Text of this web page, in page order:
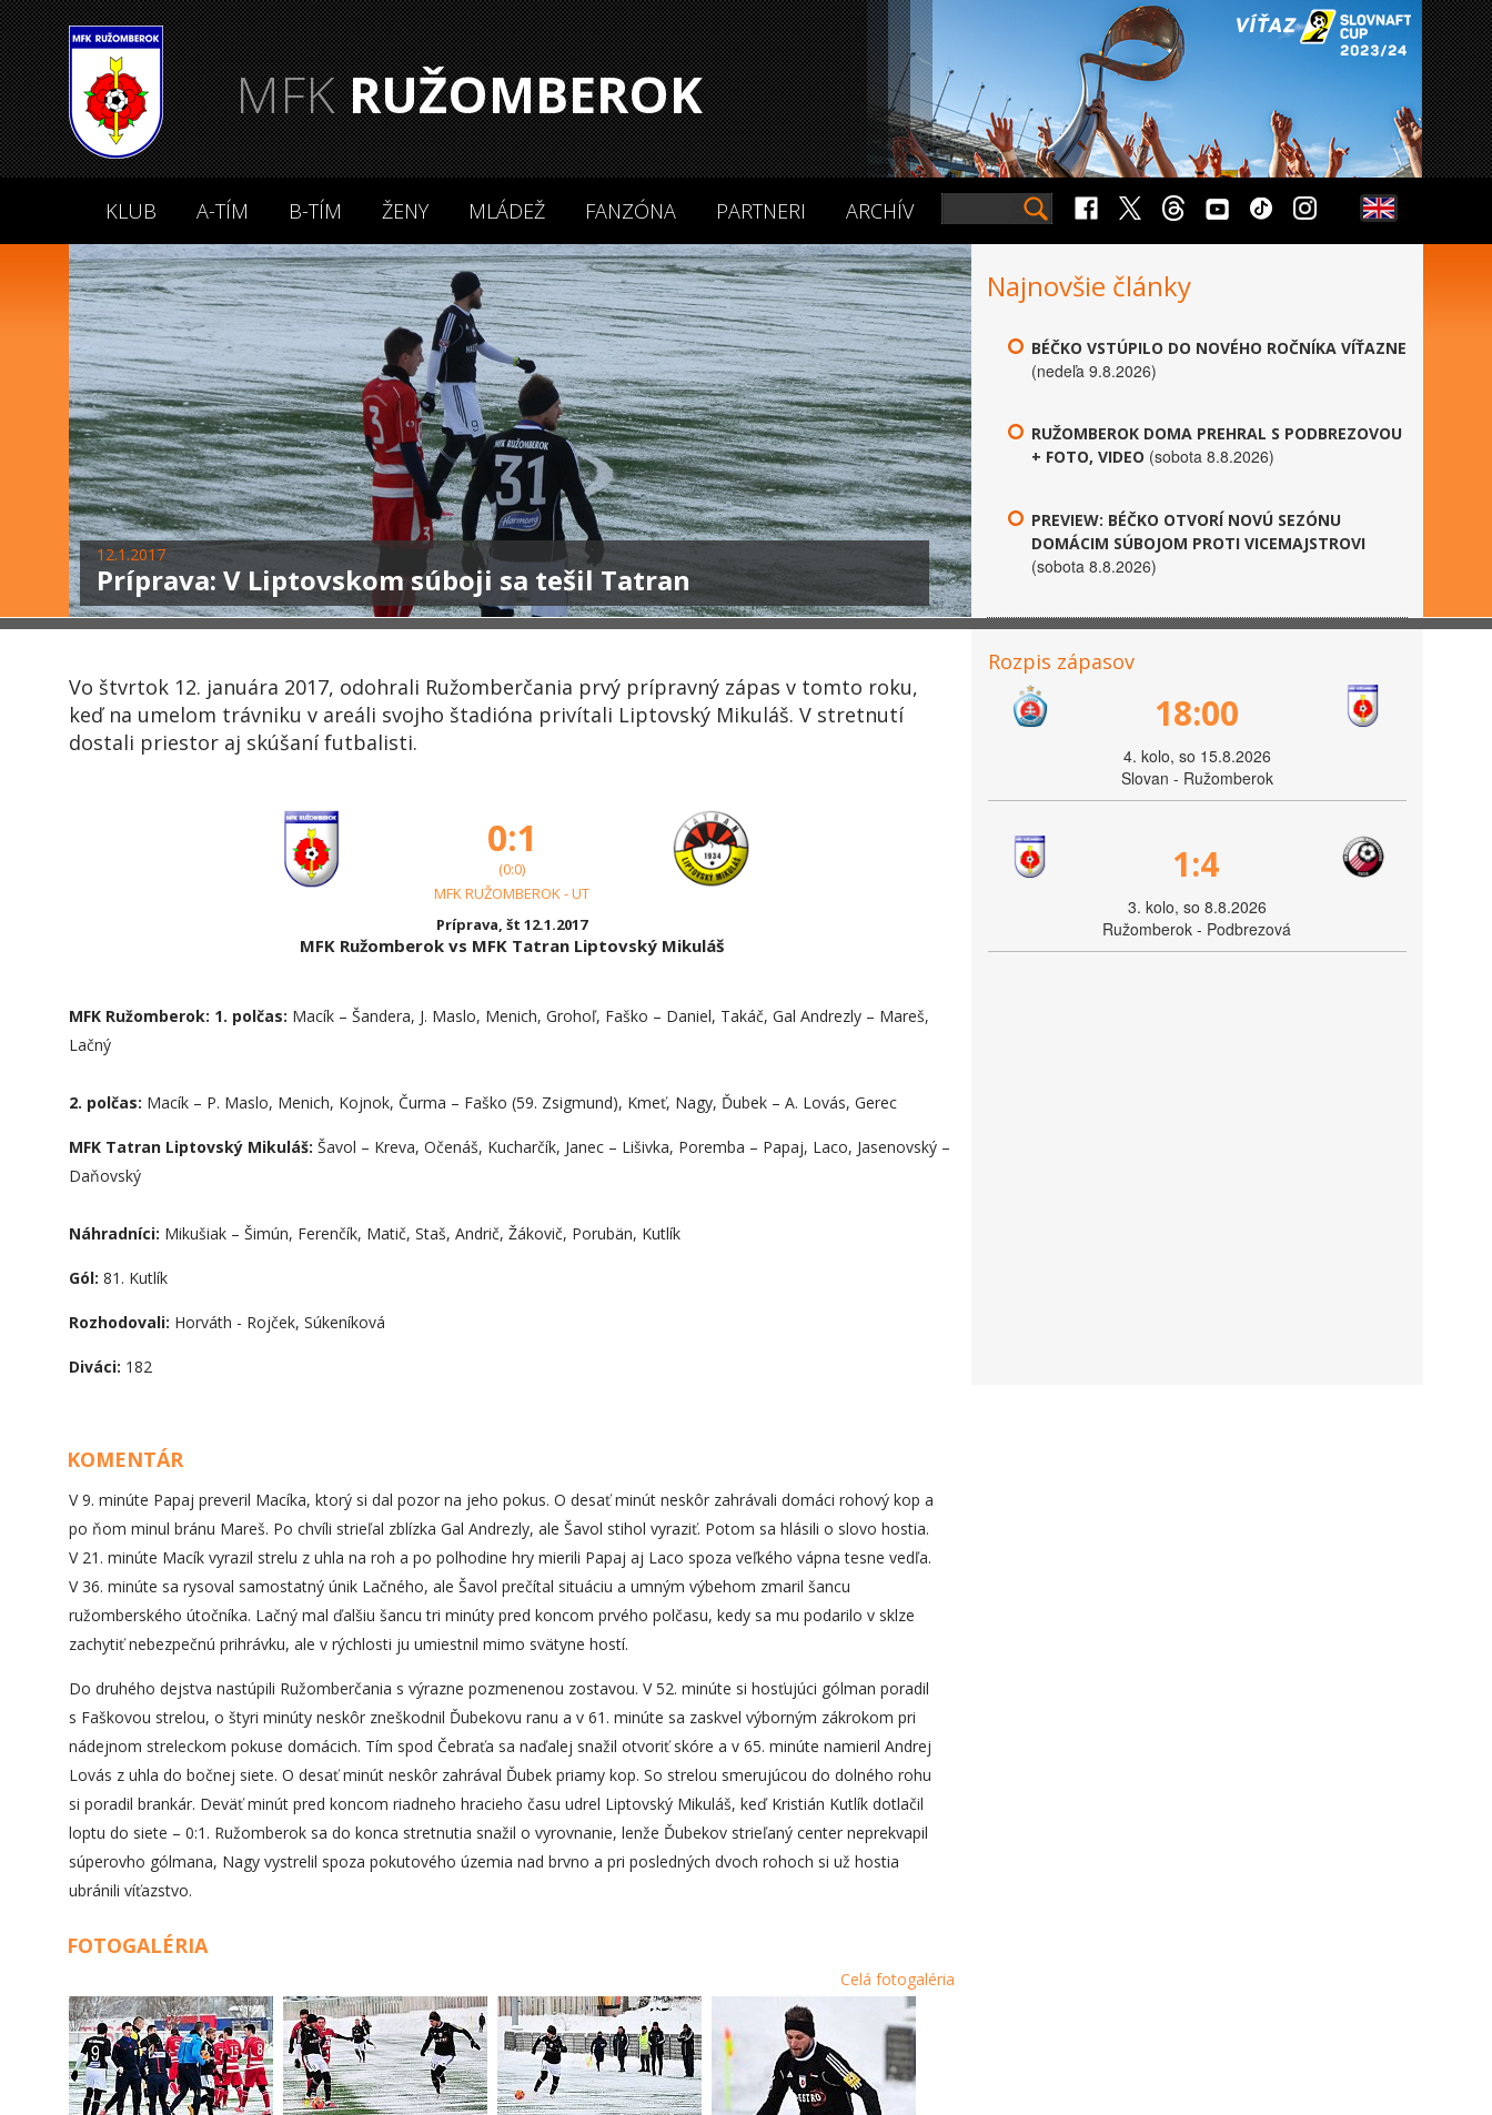
MFKRUŽOMBEROK
KLUB A-TÍM B-TÍM ŽENY MLÁDEŽ FANZÓNA PARTNERI ARCHÍV
12.1.2017
Príprava: V Liptovskom súboji sa tešil Tatran
Najnovšie články
BÉČKO VSTÚPILO DO NOVÉHO ROČNÍKA VÍŤAZNE
(nedeľa 9.8.2026)
RUŽOMBEROK DOMA PREHRAL S PODBREZOVOU
+ FOTO, VIDEO (sobota 8.8.2026)
PREVIEW: BÉČKO OTVORÍ NOVÚ SEZÓNU
DOMÁCIM SÚBOJOM PROTI VICEMAJSTROVI
(sobota 8.8.2026)
Vo štvrtok 12. januára 2017, odohrali Ružomberčania prvý prípravný zápas v tomto roku,
keď na umelom trávniku v areáli svojho štadióna privítali Liptovský Mikuláš. V stretnutí
dostali priestor aj skúšaní futbalisti.
0:1
(0:0)
MFK RUŽOMBEROK - UT
Príprava, št 12.1.2017
MFK Ružomberok vs MFK Tatran Liptovský Mikuláš
MFK Ružomberok: 1. polčas: Macík – Šandera, J. Maslo, Menich, Grohoľ, Faško – Daniel, Takáč, Gal Andrezly – Mareš,
Lačný
2. polčas: Macík – P. Maslo, Menich, Kojnok, Čurma – Faško (59. Zsigmund), Kmeť, Nagy, Ďubek – A. Lovás, Gerec
MFK Tatran Liptovský Mikuláš: Šavol – Kreva, Očenáš, Kucharčík, Janec – Lišivka, Poremba – Papaj, Laco, Jasenovský –
Daňovský
Náhradníci: Mikušiak – Šimún, Ferenčík, Matič, Staš, Andrič, Žákovič, Porubän, Kutlík
Gól: 81. Kutlík
Rozhodovali: Horváth - Rojček, Súkeníková
Diváci: 182
KOMENTÁR
V 9. minúte Papaj preveril Macíka, ktorý si dal pozor na jeho pokus. O desať minút neskôr zahrávali domáci rohový kop a
po ňom minul bránu Mareš. Po chvíli strieľal zblízka Gal Andrezly, ale Šavol stihol vyraziť. Potom sa hlásili o slovo hostia.
V 21. minúte Macík vyrazil strelu z uhla na roh a po polhodine hry mierili Papaj aj Laco spoza veľkého vápna tesne vedľa.
V 36. minúte sa rysoval samostatný únik Lačného, ale Šavol prečítal situáciu a umným výbehom zmaril šancu
ružomberského útočníka. Lačný mal ďalšiu šancu tri minúty pred koncom prvého polčasu, kedy sa mu podarilo v sklze
zachytiť nebezpečnú prihrávku, ale v rýchlosti ju umiestnil mimo svätyne hostí.
Do druhého dejstva nastúpili Ružomberčania s výrazne pozmenenou zostavou. V 52. minúte si hosťujúci gólman poradil
s Faškovou strelou, o štyri minúty neskôr zneškodnil Ďubekovu ranu a v 61. minúte sa zaskvel výborným zákrokom pri
nádejnom streleckom pokuse domácich. Tím spod Čebraťa sa naďalej snažil otvoriť skóre a v 65. minúte namieril Andrej
Lovás z uhla do bočnej siete. O desať minút neskôr zahrával Ďubek priamy kop. So strelou smerujúcou do dolného rohu
si poradil brankár. Deväť minút pred koncom riadneho hracieho času udrel Liptovský Mikuláš, keď Kristián Kutlík dotlačil
loptu do siete – 0:1. Ružomberok sa do konca stretnutia snažil o vyrovnanie, lenže Ďubekov strieľaný center neprekvapil
súperovho gólmana, Nagy vystrelil spoza pokutového územia nad brvno a pri posledných dvoch rohoch si už hostia
ubránili víťazstvo.
FOTOGALÉRIA
Celá fotogaléria
Rozpis zápasov
18:00
4. kolo, so 15.8.2026
Slovan - Ružomberok
1:4
3. kolo, so 8.8.2026
Ružomberok - Podbrezová